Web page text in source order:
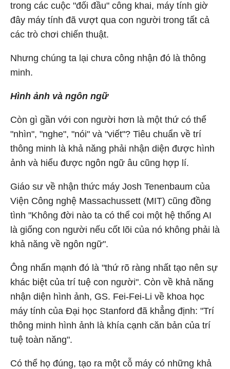
trong các cuộc "đối đầu" công khai, máy tính giờ
đây máy tính đã vượt qua con người trong tất cả
các trò chơi chiến thuật.
Nhưng chúng ta lại chưa công nhận đó là thông
minh.
Hình ảnh và ngôn ngữ
Còn gì gần với con người hơn là một thứ có thể
"nhìn", "nghe", "nói" và "viết"? Tiêu chuẩn về trí
thông minh là khả năng phải nhận diện được hình
ảnh và hiểu được ngôn ngữ âu cũng hợp lí.
Giáo sư về nhận thức máy Josh Tenenbaum của
Viện Công nghệ Massachussett (MIT) cũng đồng
tình "Không đời nào ta có thể coi một hệ thống AI
là giống con người nếu cốt lõi của nó không phải là
khả năng về ngôn ngữ".
Ông nhấn mạnh đó là "thứ rõ ràng nhất tạo nên sự
khác biệt của trí tuệ con người". Còn về khả năng
nhận diện hình ảnh, GS. Fei-Fei-Li về khoa học
máy tính của Đại học Stanford đã khẳng định: "Trí
thông minh hình ảnh là khía cạnh căn bản của trí
tuệ toàn năng".
Có thể họ đúng, tạo ra một cỗ máy có những khả